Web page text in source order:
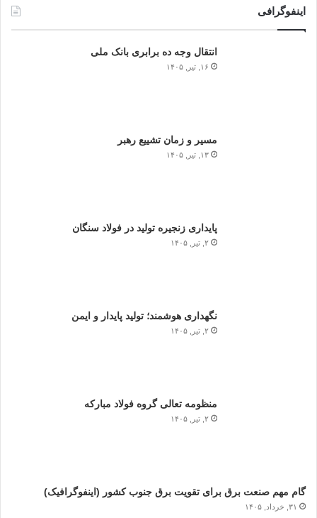
اینفوگرافی
انتقال وجه ده برابری بانک ملی
۱۶, تیر, ۱۴۰۵
مسیر و زمان تشییع رهبر
۱۳, تیر, ۱۴۰۵
پایداری زنجیره تولید در فولاد سنگان
۲, تیر, ۱۴۰۵
نگهداری هوشمند؛ تولید پایدار و ایمن
۲, تیر, ۱۴۰۵
منظومه تعالی گروه فولاد مبارکه
۲, تیر, ۱۴۰۵
گام مهم صنعت برق برای تقویت برق جنوب کشور (اینفوگرافیک)
۳۱, خرداد, ۱۴۰۵